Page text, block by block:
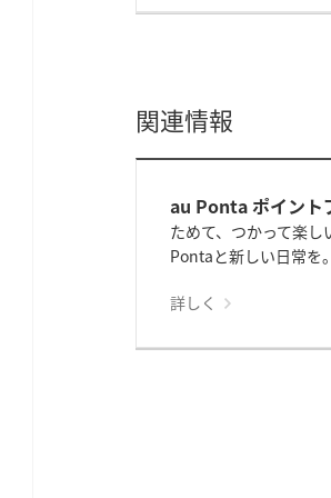
関連情報
au Ponta ポイント
ためて、つかって楽し
Pontaと新しい日常を。
詳しく